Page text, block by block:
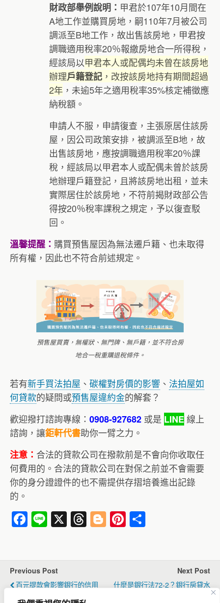
財政部舉例說明： 甲君於107年10月間在
A地工作並購買房地，嗣110年7月被公司
調派至B地工作，故出售該房地，甲君按
調職適用稅率20％報繳房地合一所得稅，
經該局以甲君本人或配偶均未曾在該房地
辦理戶籍登記 ，改按該房地持有期間超過
2年 ，未逾5年之適用稅率35%核定補徵應
納稅額。
申請人不服，申請復查，主張原居住該房
屋，因公司政策安排，被調派至B地，故
出售該房地，應按調職適用稅率20％課
稅，經該局以甲君本人或配偶未曾於該房
地辦理戶籍登記，且將該房地出租，並未
實際居住於該房地，不符前揭財政部公告
得按20％稅率課稅之規定，予以復查駁
回。
溫馨提醒： 購買預售屋因為無法遷戶籍、也未取得
所有權，因此也不符合前述規定。
預售屋買賣，無權狀、無門牌、無戶籍，並不符合房
地合一稅重購退稅條件。
若有新手買法拍屋 、 碳權對房價的影響 、 法拍屋如
何貸款的疑問或預售屋違約金的解套？
歡迎撥打諮詢專線： 0908-927682 或是 LINE線上
諮詢，讓鉅軒代書助你一臂之力。
注意： 合法的貸款公司在撥款前是不會向你收取任
何費用的。合法的貸款公司在對保之前並不會需要
你的身分證證件的也不需提供存摺培養進出記錄
的。
F
a
e
b
o
Li
n
X T
hr
a
d
Bl
o
g
er
Pi
nt
e
st
Previous Post
百元提款會影響銀行的信用
Next Post
什麼是銀行法72-2？銀行房貸水